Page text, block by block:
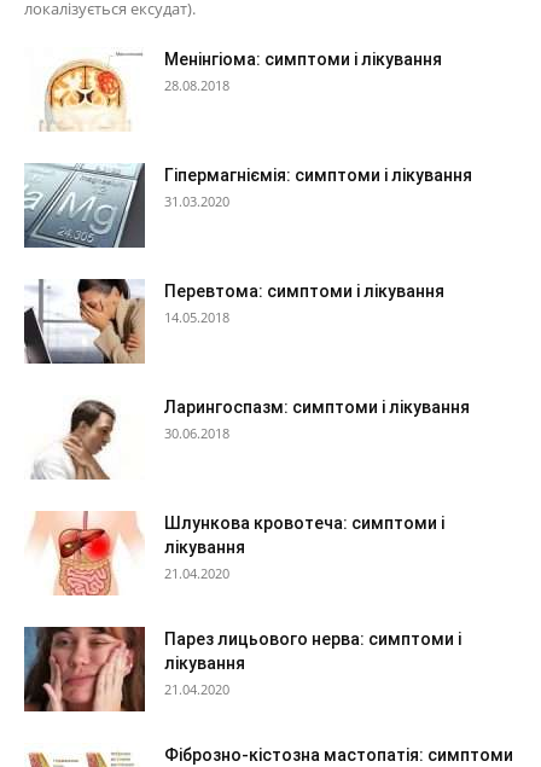
локалізується ексудат).
Менінгіома: симптоми і лікування
28.08.2018
Гіпермагніємія: симптоми і лікування
31.03.2020
Перевтома: симптоми і лікування
14.05.2018
Ларингоспазм: симптоми і лікування
30.06.2018
Шлункова кровотеча: симптоми і
лікування
21.04.2020
Парез лицьового нерва: симптоми і
лікування
21.04.2020
Фіброзно-кістозна мастопатія: симптоми